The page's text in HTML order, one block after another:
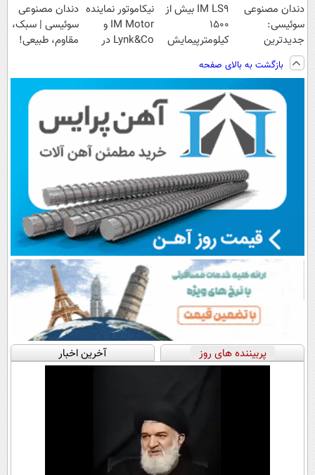
دندان مصنوعی
سوئیسی:
جدیدترین
فناوری اروپا،
سبک و مقاوم |
پرداخت قسطی
IM LS9 بیش از
1500
کیلومترپیمایش
نیکاموتور نماینده
IM Motor و
Lynk&Co در
دندان مصنوعی
سوئیسی | سبک،
مقاوم، طبیعی!
اقساطی😍
بازگشت به بالای صفحه
پربیننده های روز آخرین اخبار